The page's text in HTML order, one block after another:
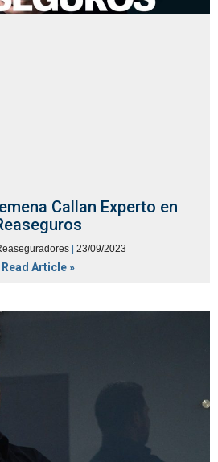
Callan Experto en
23/09/2023
Read Article »